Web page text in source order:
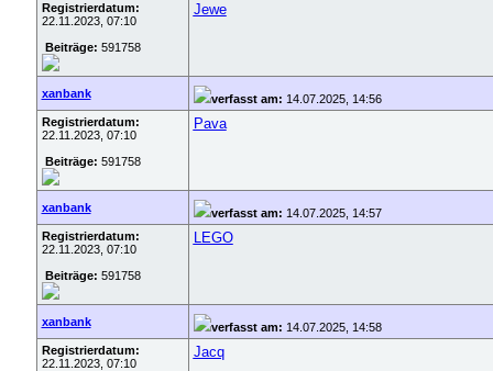
Registrierdatum:
22.11.2023, 07:10
Beiträge: 591758
Jewe
xanbank verfasst am: 14.07.2025, 14:56
Registrierdatum:
22.11.2023, 07:10
Beiträge: 591758
Pava
xanbank verfasst am: 14.07.2025, 14:57
Registrierdatum:
22.11.2023, 07:10
Beiträge: 591758
LEGO
xanbank verfasst am: 14.07.2025, 14:58
Registrierdatum:
22.11.2023, 07:10
Jacq